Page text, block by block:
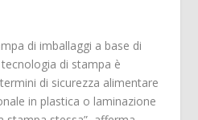
di imballaggi a base di
di stampa è
di sicurezza alimentare
in plastica o laminazione